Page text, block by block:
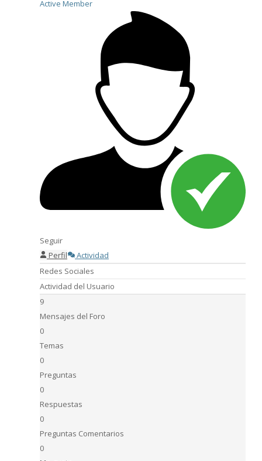
Active Member
Seguir
Perfil
Actividad
Redes Sociales
Actividad del Usuario
9
Mensajes del Foro
0
Temas
0
Preguntas
0
Respuestas
0
Preguntas Comentarios
0